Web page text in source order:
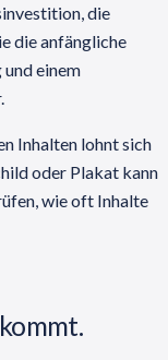
die
die anfängliche
einem
Inhalten lohnt sich
oder Plakat kann
wie oft Inhalte